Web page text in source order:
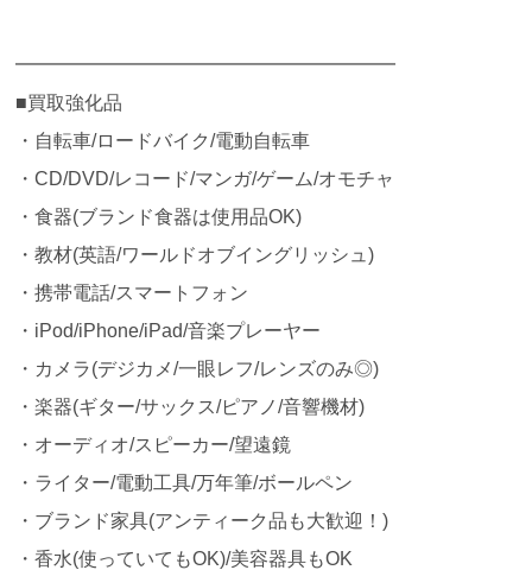
━━━━━━━━━━━━━━━━━━━━
■買取強化品
・自転車/ロードバイク/電動自転車
・CD/DVD/レコード/マンガ/ゲーム/オモチャ
・食器(ブランド食器は使用品OK)
・教材(英語/ワールドオブイングリッシュ)
・携帯電話/スマートフォン
・iPod/iPhone/iPad/音楽プレーヤー
・カメラ(デジカメ/一眼レフ/レンズのみ◎)
・楽器(ギター/サックス/ピアノ/音響機材)
・オーディオ/スピーカー/望遠鏡
・ライター/電動工具/万年筆/ボールペン
・ブランド家具(アンティーク品も大歓迎！)
・香水(使っていてもOK)/美容器具もOK